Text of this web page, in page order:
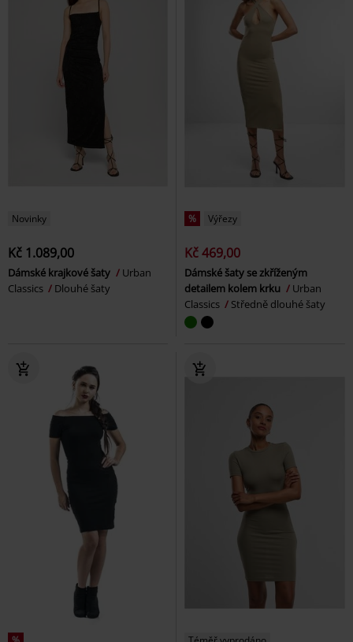
Novinky
Kč 1.089,00
Dámské krajkové šaty
Urban
Classics
Dlouhé šaty
% Výřezy
Kč 469,00
Dámské šaty se zkříženým
detailem kolem krku
Urban
Classics
Středně dlouhé šaty